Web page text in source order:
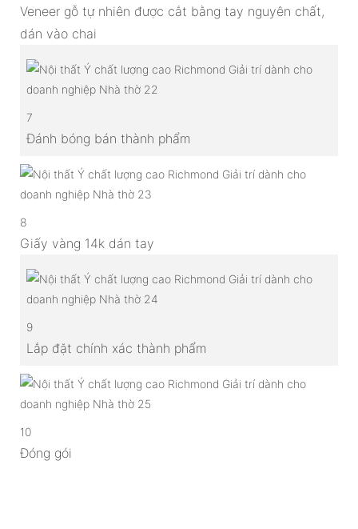
Veneer gỗ tự nhiên được cắt bằng tay nguyên chất,
dán vào chai
7
Đánh bóng bán thành phẩm
8
Giấy vàng 14k dán tay
9
Lắp đặt chính xác thành phẩm
10
Đóng gói